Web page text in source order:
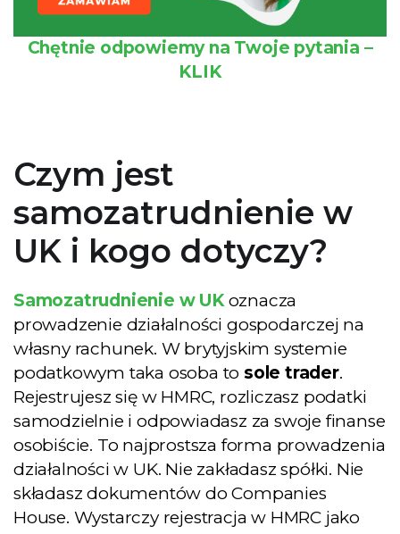
Chętnie odpowiemy na Twoje pytania –
KLIK
Czym jest
samozatrudnienie w
UK i kogo dotyczy?
Samozatrudnienie w UKoznacza
prowadzenie działalności gospodarczej na
własny rachunek. W brytyjskim systemie
podatkowym taka osoba to sole trader.
Rejestrujesz się w HMRC, rozliczasz podatki
samodzielnie i odpowiadasz za swoje finanse
osobiście. To najprostsza forma prowadzenia
działalności w UK. Nie zakładasz spółki. Nie
składasz dokumentów do Companies
House. Wystarczy rejestracja w HMRC jako